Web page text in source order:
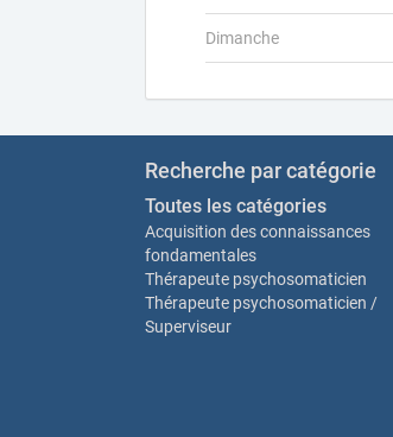
Dimanche
Recherche par catégorie
Toutes les catégories
Acquisition des connaissances
fondamentales
Thérapeute psychosomaticien
Thérapeute psychosomaticien /
Superviseur